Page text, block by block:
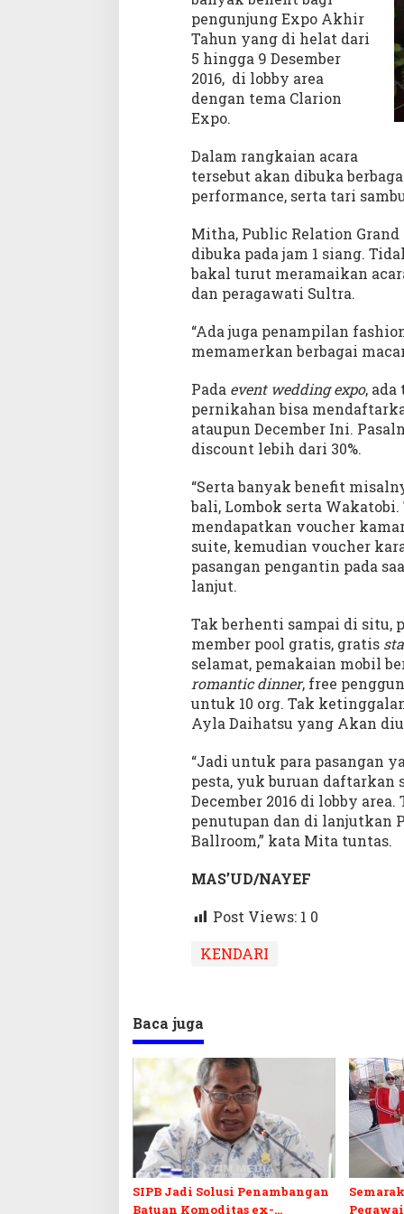
e
f
i
t
d
x
p
o
k
h
i
r
T
h
u
pengunjung Expo Akhir
Tahun yang di helat dari
5 hingga 9 Desember
2016, di lobby area
dengan tema Clarion
Expo.
Dalam rangkaian acara
tersebut akan dibuka
performance, serta tari
Mitha, Public Relation
dibuka pada jam 1 siang.
bakal turut meramaikan
dan peragawati Sultra.
“Ada juga penampilan
memamerkan berbagai
Pada event wedding expo,
pernikahan bisa
ataupun December Ini.
discount lebih dari 30%.
“Serta banyak benefit
bali, Lombok serta
mendapatkan voucher
suite, kemudian voucher
pasangan pengantin pada
lanjut.
Tak berhenti sampai di situ,
member pool gratis, gratis
selamat, pemakaian mobil
romantic dinner, free
untuk 10 org. Tak
Ayla Daihatsu yang Akan
“Jadi untuk para pasangan
pesta, yuk buruan daftarkan
December 2016 di lobby
penutupan dan di lanjutkan
Ballroom,” kata Mita tuntas.
MAS’UD/NAYEF
Post Views: 1 0
KENDARI
Baca juga
SIPB Jadi Solusi Penambangan
Batuan Komoditas ex-